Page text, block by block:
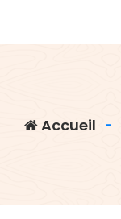
Accueil -